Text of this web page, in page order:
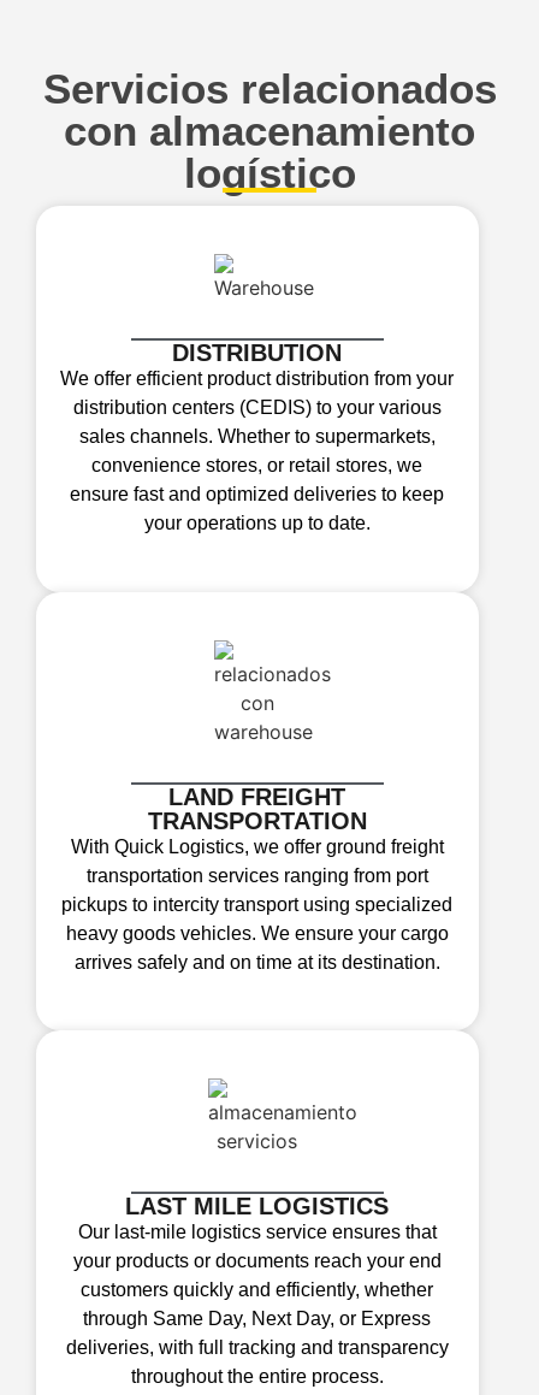
Servicios relacionados
con almacenamiento
logístico
DISTRIBUTION
We offer efficient product distribution from your
distribution centers (CEDIS) to your various
sales channels. Whether to supermarkets,
convenience stores, or retail stores, we
ensure fast and optimized deliveries to keep
your operations up to date.
LAND FREIGHT
TRANSPORTATION
With Quick Logistics, we offer ground freight
transportation services ranging from port
pickups to intercity transport using specialized
heavy goods vehicles. We ensure your cargo
arrives safely and on time at its destination.
LAST MILE LOGISTICS
Our last-mile logistics service ensures that
your products or documents reach your end
customers quickly and efficiently, whether
through Same Day, Next Day, or Express
deliveries, with full tracking and transparency
throughout the entire process.